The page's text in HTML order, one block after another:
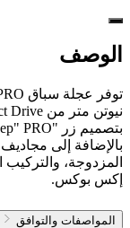
الوصف
بالإضافة إلى
المزدوجة،
إكس بوكس.
المواصفات والتوافق